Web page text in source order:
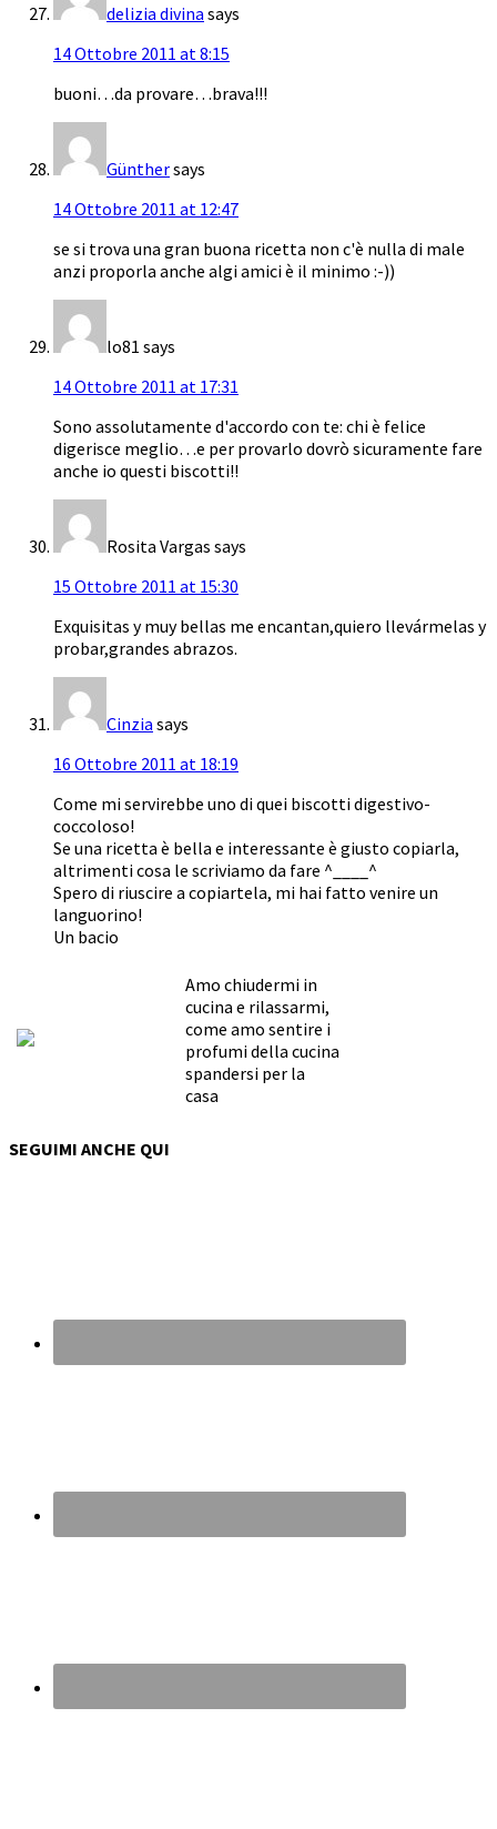
delizia divina says
14 Ottobre 2011 at 8:15
buoni…da provare…brava!!!
Günthersays
14 Ottobre 2011 at 12:47
se si trova una gran buona ricetta non c'è nulla di male
anzi proporla anche algi amici è il minimo :-))
lo81 says
14 Ottobre 2011 at 17:31
Sono assolutamente d'accordo con te: chi è felice
digerisce meglio…e per provarlo dovrò sicuramente fare
anche io questi biscotti!!
Rosita Vargas says
15 Ottobre 2011 at 15:30
Exquisitas y muy bellas me encantan,quiero llevármelas y
probar,grandes abrazos.
Cinzia says
16 Ottobre 2011 at 18:19
Come mi servirebbe uno di quei biscotti digestivo-
coccoloso!
Se una ricetta è bella e interessante è giusto copiarla,
altrimenti cosa le scriviamo da fare ^____^
Spero di riuscire a copiartela, mi hai fatto venire un
languorino!
Un bacio
Amo chiudermi in
cucina e rilassarmi,
come amo sentire i
profumi della cucina
spandersi per la
casa
SEGUIMI ANCHE QUI